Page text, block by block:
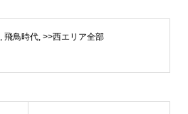
飛鳥時代 >>西エリア全部